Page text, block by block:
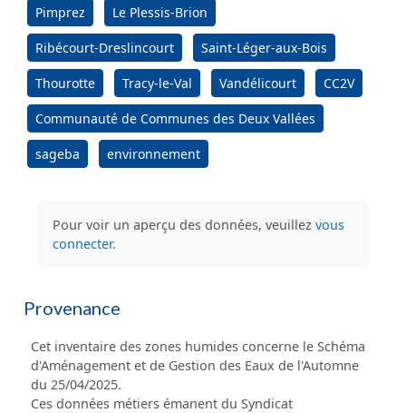
Pimprez Le Plessis-Brion
Ribécourt-Dreslincourt Saint-Léger-aux-Bois
Thourotte Tracy-le-Val Vandélicourt CC2V
Communauté de Communes des Deux Vallées
sageba environnement
Pour voir un aperçu des données, veuillez vous
connecter.
Provenance
Cet inventaire des zones humides concerne le Schéma
d'Aménagement et de Gestion des Eaux de l'Automne
du 25/04/2025.
Ces données métiers émanent du Syndicat